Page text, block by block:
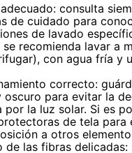
consulta
de cuidado para
de lavado
se recomienda lavar a
con agua fría y
correcto:
oscuro para evitar la
por la luz solar. Si es
de tela para
a otros
de las fibras